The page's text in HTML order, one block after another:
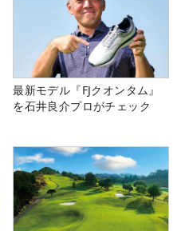
最新モデル『FJクオンタム』
を石井良介プロがチェック